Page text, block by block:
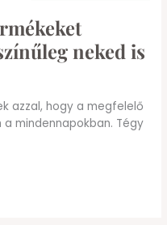
neked is
azzal, hogy a megfelelő
mindennapokban. Tégy